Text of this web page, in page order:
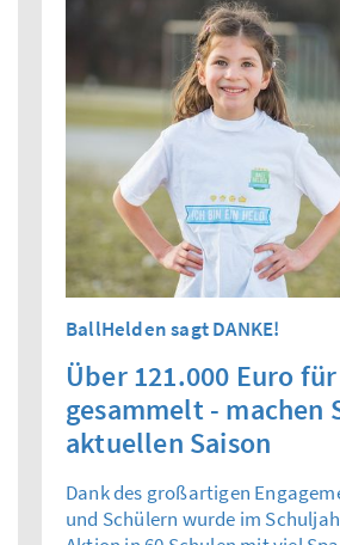
BallHelden sagt DANKE!
Über 121.000 Euro
gesammelt - machen
aktuellen Saison
Dank des großartigen
und Schülern wurde im